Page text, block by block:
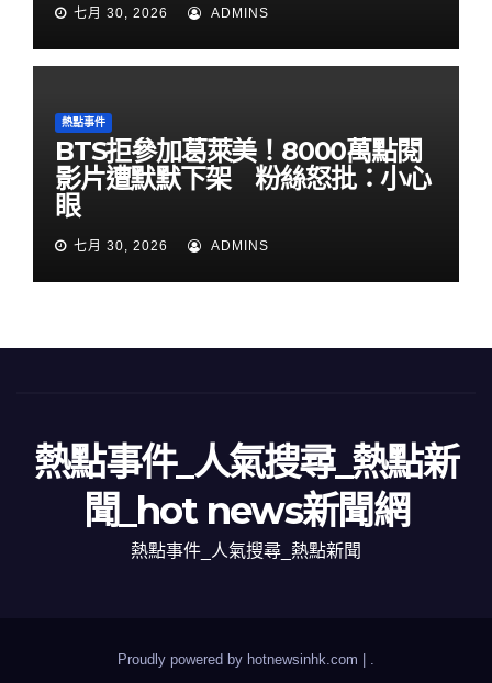
七月 30, 2026 ADMINS
熱點事件
BTS拒參加葛萊美！8000萬點閱
影片遭默默下架 粉絲怒批：小心
眼
七月 30, 2026 ADMINS
熱點事件_人氣搜尋_熱點新
聞_hot news新聞網
熱點事件_人氣搜尋_熱點新聞
Proudly powered by hotnewsinhk.com |